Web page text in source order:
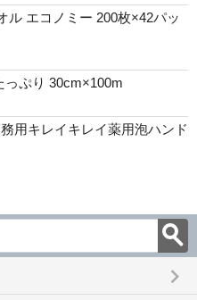
ル エコノミー 200枚×42パッ
っぷり 30cm×100m
用キレイキレイ薬用泡ハンド
keyboard_arrow_right